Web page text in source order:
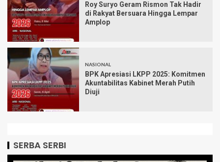
Roy Suryo Geram Rismon Tak Hadir
di Rakyat Bersuara Hingga Lempar
Amplop
NASIONAL
BPK Apresiasi LKPP 2025: Komitmen
Akuntabilitas Kabinet Merah Putih
Diuji
SERBA SERBI